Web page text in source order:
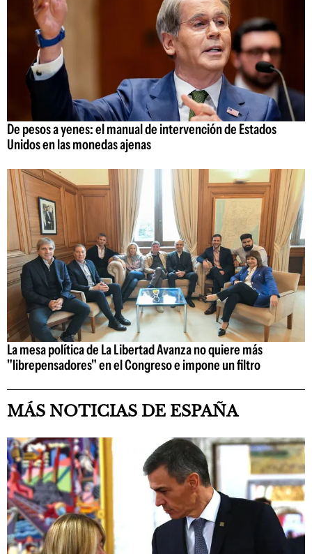
De pesos a yenes: el manual de intervención de Estados
Unidos en las monedas ajenas
La mesa política de La Libertad Avanza no quiere más
"librepensadores" en el Congreso e impone un filtro
MÁS NOTICIAS DE ESPAÑA